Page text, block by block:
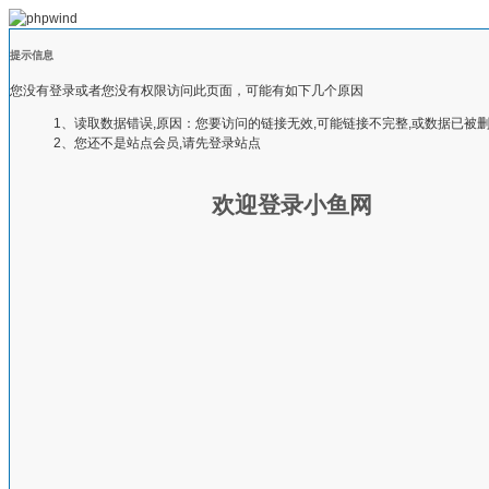
提示信息
您没有登录或者您没有权限访问此页面，可能有如下几个原因
1、读取数据错误,原因：您要访问的链接无效,可能链接不完整,或数据已被
2、您还不是站点会员,请先登录站点
欢迎登录小鱼网